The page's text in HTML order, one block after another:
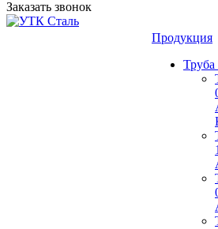
Заказать звонок
Продукция